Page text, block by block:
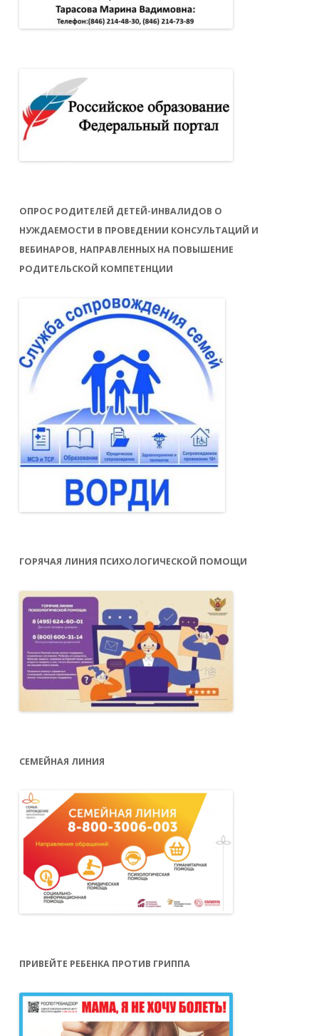
ОПРОС РОДИТЕЛЕЙ ДЕТЕЙ-ИНВАЛИДОВ О
НУЖДАЕМОСТИ В ПРОВЕДЕНИИ КОНСУЛЬТАЦИЙ И
ВЕБИНАРОВ, НАПРАВЛЕННЫХ НА ПОВЫШЕНИЕ
РОДИТЕЛЬСКОЙ КОМПЕТЕНЦИИ
ГОРЯЧАЯ ЛИНИЯ ПСИХОЛОГИЧЕСКОЙ ПОМОЩИ
СЕМЕЙНАЯ ЛИНИЯ
ПРИВЕЙТЕ РЕБЕНКА ПРОТИВ ГРИППА